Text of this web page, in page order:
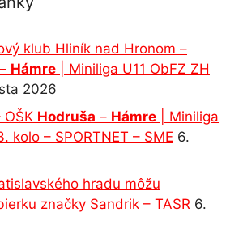
klub Hliník nad Hronom –
– Hámre | Miniliga U11 ObFZ ZH
2026
OŠK Hodruša – Hámre | Miniliga
kolo – SPORTNET – SME 6.
hradu môžu
značky Sandrik – TASR 6.